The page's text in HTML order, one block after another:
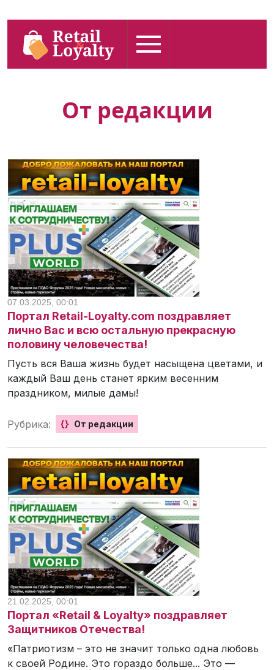
От редакции
07.03.2025, 00:01
Портал Retail-Loyalty.com поздравляет
лично Вас и всю остальную прекрасную
половину человечества!
Пусть вся Ваша жизнь будет насыщена цветами, и
каждый Ваш день станет ярким весенним
праздником, милые дамы!
Рубрика: {} От редакции
21.02.2025, 00:01
Портал «Retail & Loyalty» поздравляет
Защитников Отечества!
«Патриотизм – это не значит только одна любовь
к своей Родине. Это гораздо больше... Это —